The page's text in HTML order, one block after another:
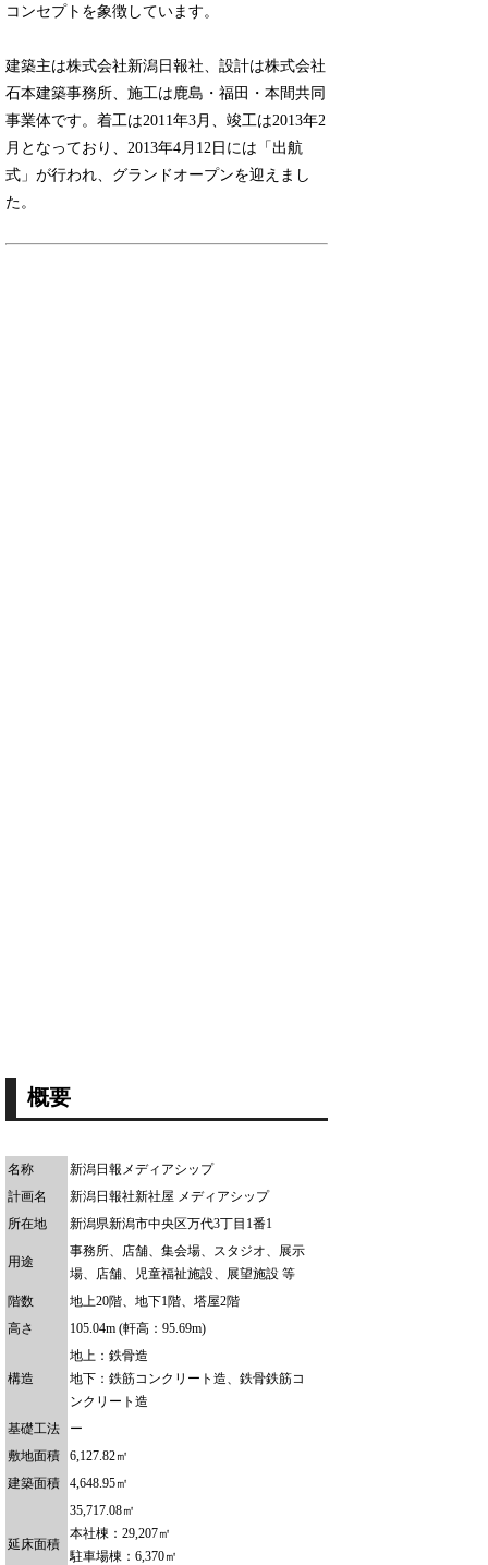
コンセプトを象徴しています。
建築主は株式会社新潟日報社、設計は株式会社
石本建築事務所、施工は鹿島・福田・本間共同
事業体です。着工は2011年3月、竣工は2013年2
月となっており、2013年4月12日には「出航
式」が行われ、グランドオープンを迎えまし
た。
概要
名称
新潟日報メディアシップ
計画名
新潟日報社新社屋 メディアシップ
所在地
新潟県新潟市中央区万代3丁目1番1
用途
事務所、店舗、集会場、スタジオ、展示
場、店舗、児童福祉施設、展望施設 等
階数
地上20階、地下1階、塔屋2階
高さ
105.04m (軒高：95.69m)
構造
地上：鉄骨造
地下：鉄筋コンクリート造、鉄骨鉄筋コ
ンクリート造
基礎工法
ー
敷地面積
6,127.82㎡
建築面積
4,648.95㎡
延床面積
35,717.08㎡
本社棟：29,207㎡
駐車場棟：6,370㎡